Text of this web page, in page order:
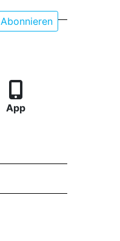
Abonnieren
App